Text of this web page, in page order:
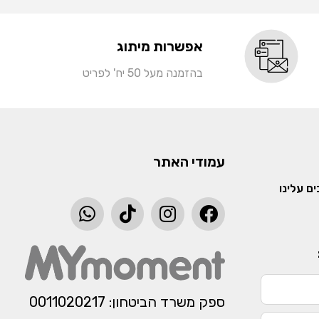
אפשרות מיתוג
בהזמנה מעל 50 יח' לפריט
עלינו
עמודי האתר
ספק משרד הביטחון: 0011020217​​